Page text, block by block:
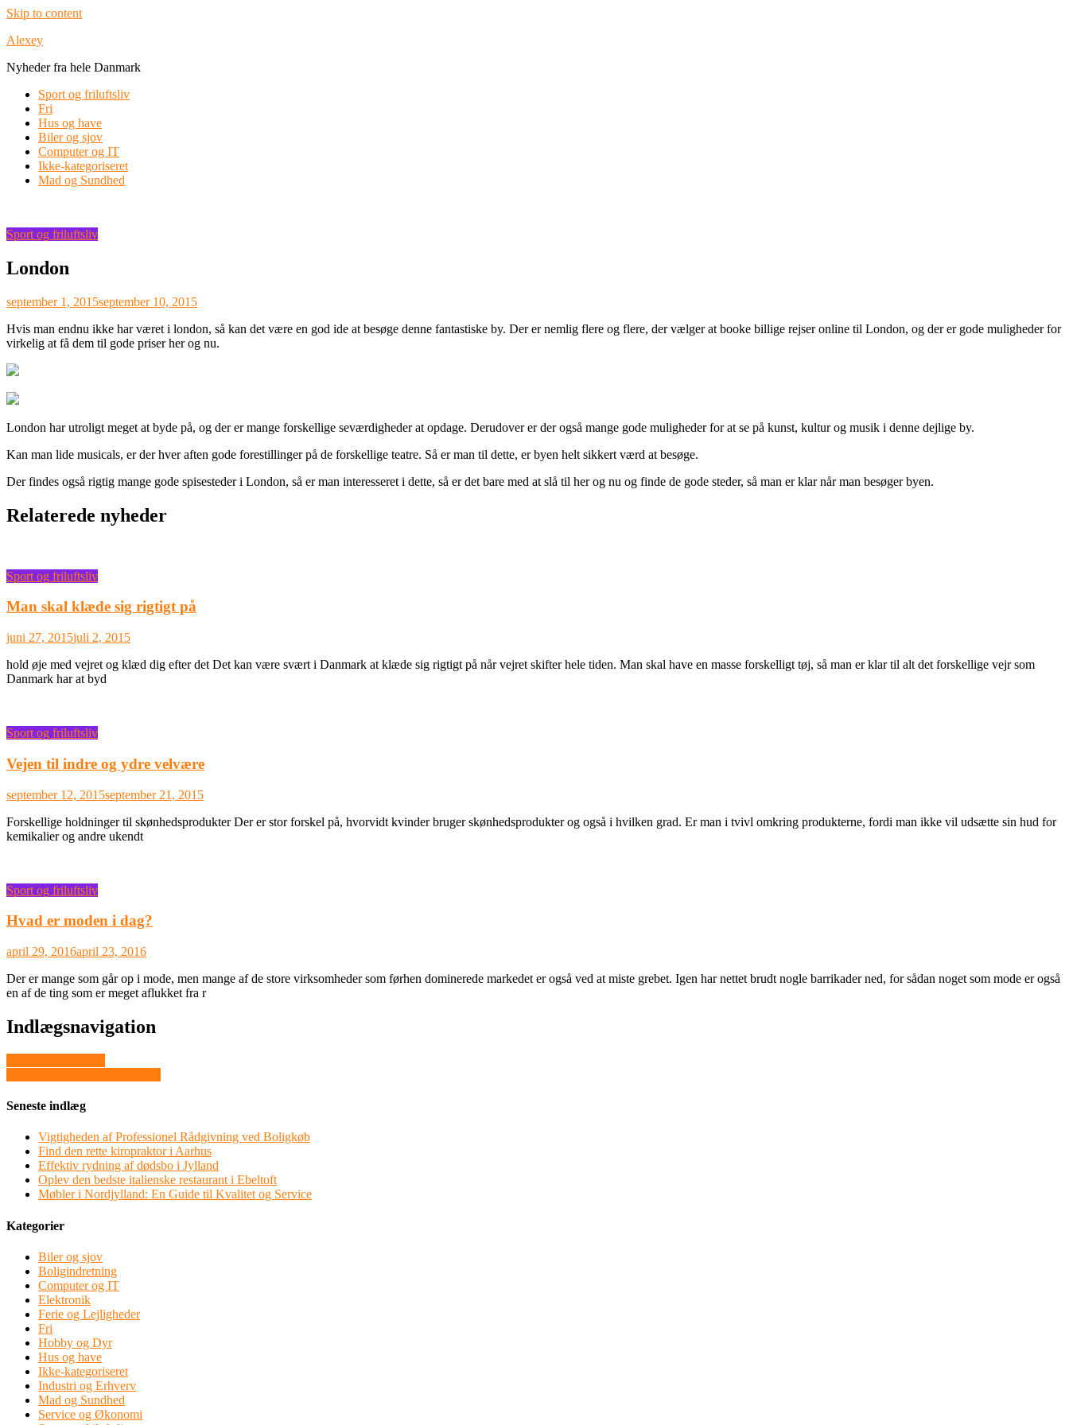
Skip to content
Alexey
Nyheder fra hele Danmark
Sport og friluftsliv
Fri
Hus og have
Biler og sjov
Computer og IT
Ikke-kategoriseret
Mad og Sundhed
Sport og friluftsliv
London
september 1, 2015september 10, 2015
Hvis man endnu ikke har været i london, så kan det være en god ide at besøge denne fantastiske by. Der er nemlig flere og flere, der vælger at booke billige rejser online til London, og der er gode muligheder for
virkelig at få dem til gode priser her og nu.
London har utroligt meget at byde på, og der er mange forskellige seværdigheder at opdage. Derudover er der også mange gode muligheder for at se på kunst, kultur og musik i denne dejlige by.
Kan man lide musicals, er der hver aften gode forestillinger på de forskellige teatre. Så er man til dette, er byen helt sikkert værd at besøge.
Der findes også rigtig mange gode spisesteder i London, så er man interesseret i dette, så er det bare med at slå til her og nu og finde de gode steder, så man er klar når man besøger byen.
Relaterede nyheder
Sport og friluftsliv
Man skal klæde sig rigtigt på
juni 27, 2015juli 2, 2015
hold øje med vejret og klæd dig efter det Det kan være svært i Danmark at klæde sig rigtigt på når vejret skifter hele tiden. Man skal have en masse forskelligt tøj, så man er klar til alt det forskellige vejr som
Danmark har at byd
Sport og friluftsliv
Vejen til indre og ydre velvære
september 12, 2015september 21, 2015
Forskellige holdninger til skønhedsprodukter Der er stor forskel på, hvorvidt kvinder bruger skønhedsprodukter og også i hvilken grad. Er man i tvivl omkring produkterne, fordi man ikke vil udsætte sin hud for
kemikalier og andre ukendt
Sport og friluftsliv
Hvad er moden i dag?
april 29, 2016april 23, 2016
Der er mange som går op i mode, men mange af de store virksomheder som førhen dominerede markedet er også ved at miste grebet. Igen har nettet brudt nogle barrikader ned, for sådan noget som mode er også
en af de ting som er meget aflukket fra r
Indlægsnavigation
Seneste indlæg
Vigtigheden af Professionel Rådgivning ved Boligkøb
Find den rette kiropraktor i Aarhus
Effektiv rydning af dødsbo i Jylland
Oplev den bedste italienske restaurant i Ebeltoft
Møbler i Nordjylland: En Guide til Kvalitet og Service
Kategorier
Biler og sjov
Boligindretning
Computer og IT
Elektronik
Ferie og Lejligheder
Fri
Hobby og Dyr
Hus og have
Ikke-kategoriseret
Industri og Erhverv
Mad og Sundhed
Service og Økonomi